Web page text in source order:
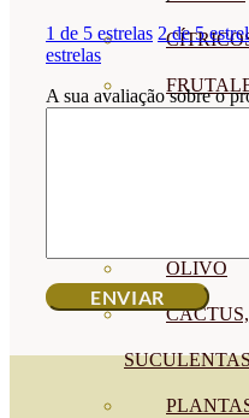
OLIVO
1 de 5 estrelas 2 de 5
estrelas
A sua avaliação sobre o